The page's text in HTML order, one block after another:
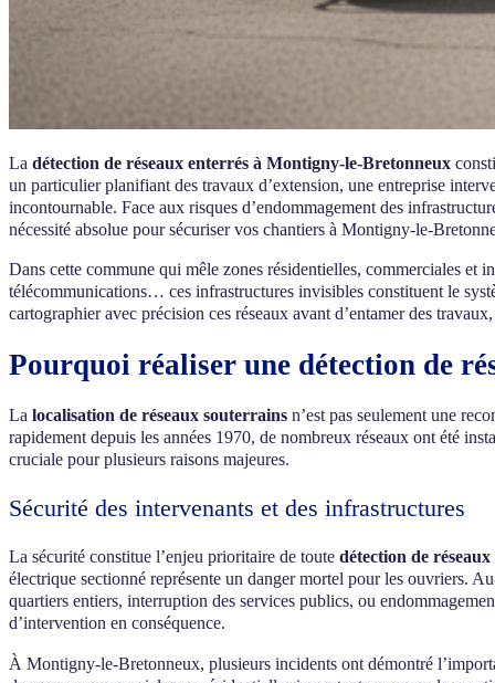
La détection de réseaux enterrés à Montigny-le-Bretonneux
un particulier planifiant des travaux d’extension, une entreprise
incontournable. Face aux risques d’endommagement des
nécessité absolue pour sécuriser vos chantiers à Montigny-le-
Dans cette commune qui mêle zones résidentielles, commerciales et
télécommunications… ces infrastructures invisibles constituent le
cartographier avec précision ces réseaux avant d’entamer des
Pourquoi réaliser une détection de
La localisation de réseaux souterrains n’est pas seulement une
rapidement depuis les années 1970, de nombreux réseaux ont été
cruciale pour plusieurs raisons majeures.
Sécurité des intervenants et des infrastructures
La sécurité constitue l’enjeu prioritaire de toute détection de
électrique sectionné représente un danger mortel pour les ouvriers.
quartiers entiers, interruption des services publics, ou
d’intervention en conséquence.
À Montigny-le-Bretonneux, plusieurs incidents ont démontré